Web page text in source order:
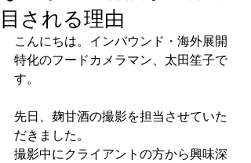
目される理由
こんにちは。インバウンド・海外展開
特化のフードカメラマン、太田笙子で
す。
先日、麹甘酒の撮影を担当させていた
だきました。
撮影中にクライアントの方から興味深